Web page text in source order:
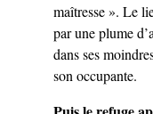
maîtresse ». Le
par une plume
dans ses
son occupante.